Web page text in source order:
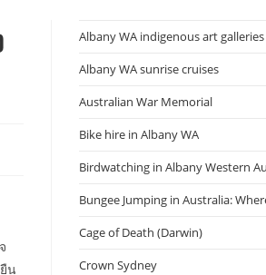
น
Albany WA indigenous art galleries
Albany WA sunrise cruises
Australian War Memorial
Bike hire in Albany WA
Birdwatching in Albany Western
Bungee Jumping in Australia:
Cage of Death (Darwin)
Crown Sydney